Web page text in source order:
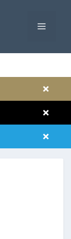
MENÜ
×
×
×